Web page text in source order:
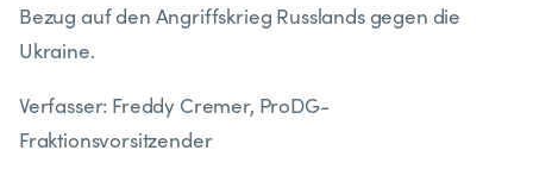
Bezug auf den Angriffskrieg Russlands gegen die
Ukraine.
Verfasser: Freddy Cremer, ProDG-
Fraktionsvorsitzender